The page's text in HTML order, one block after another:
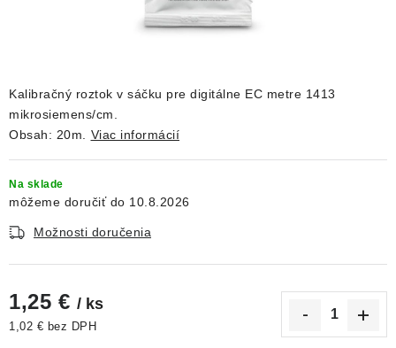
VÝPREDAJ
O nás Doprava a platba
Moja objednávka
Kalibračný roztok v sáčku pre digitálne EC metre 1413
mikrosiemens/cm.
Obsah: 20m.
Viac informácií
Na sklade
10.8.2026
Možnosti doručenia
1,25 € / ks
1,02 € bez DPH